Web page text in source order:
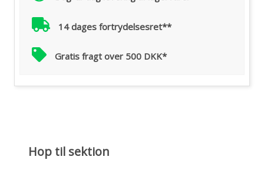
14 dages fortrydelsesret**
Gratis fragt over 500 DKK*
Hop til sektion